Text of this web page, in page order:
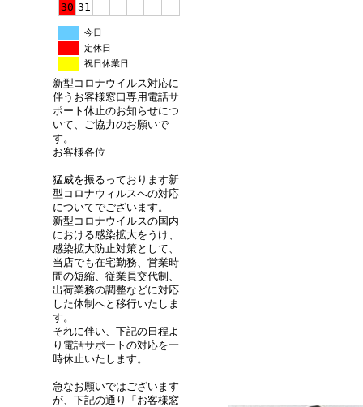
30 31
今日
定休日
祝日休業日
新型コロナウイルス対応に
伴うお客様窓口専用電話サ
ポート休止のお知らせにつ
いて、ご協力のお願いで
す。
お客様各位
猛威を振るっております新
型コロナウィルスへの対応
についてでございます。
新型コロナウイルスの国内
における感染拡大をうけ、
感染拡大防止対策として、
当店でも在宅勤務、営業時
間の短縮、従業員交代制、
出荷業務の調整などに対応
した体制へと移行いたしま
す。
それに伴い、下記の日程よ
り電話サポートの対応を一
時休止いたします。
急なお願いではございます
が、下記の通り「お客様窓